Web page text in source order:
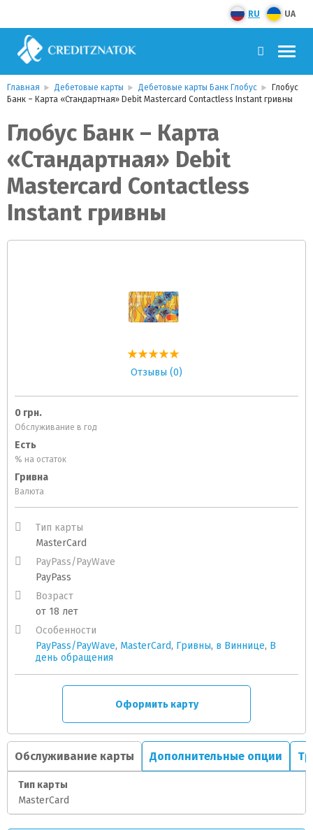
RU UA
Главная Дебетовые карты Дебетовые карты Банк Глобус
Глобус
Банк – Карта «Стандартная» Debit Mastercard Contactless Instant гривны
Глобус Банк – Карта
«Стандартная» Debit
Mastercard Contactless
Instant гривны
Отзывы (0)
0 грн.
Обслуживание в год
Есть
% на остаток
Гривна
Валюта
Тип карты
MasterCard
PayPass/PayWave
PayPass
Возраст
от 18 лет
Особенности
PayPass/PayWave, MasterCard, Гривны, в Виннице, В
день обращения
Оформить карту
Обслуживание карты Дополнительные опции
Тип карты
MasterCard